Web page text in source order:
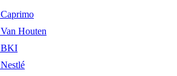
Caprimo
Van Houten
BKI
Nestlé